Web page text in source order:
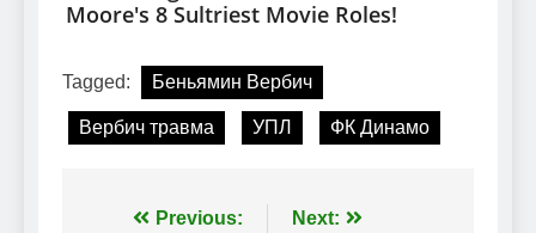
Tagged: Беньямин Вербич
Вербич травма УПЛ ФК Динамо
Навігація
Previous: Next: